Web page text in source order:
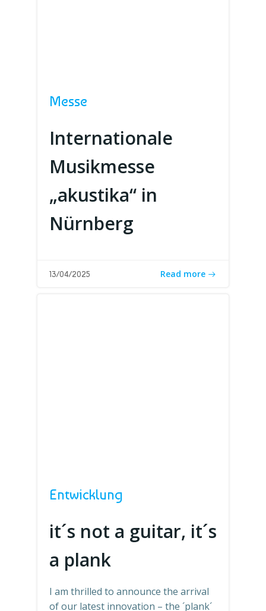
Messe
Internationale
Musikmesse
„akustika“ in
Nürnberg
13/04/2025 Read more
Entwicklung
it´s not a guitar, it´s
a plank
I am thrilled to announce the arrival
of our latest innovation – the ´plank´